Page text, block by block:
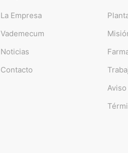
La Empresa
Vademecum
Noticias
Contacto